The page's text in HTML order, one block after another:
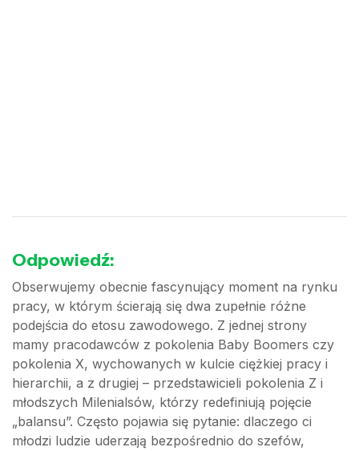
Odpowiedź:
Obserwujemy obecnie fascynujący moment na rynku
pracy, w którym ścierają się dwa zupełnie różne
podejścia do etosu zawodowego. Z jednej strony
mamy pracodawców z pokolenia Baby Boomers czy
pokolenia X, wychowanych w kulcie ciężkiej pracy i
hierarchii, a z drugiej – przedstawicieli pokolenia Z i
młodszych Milenialsów, którzy redefiniują pojęcie
„balansu”. Często pojawia się pytanie: dlaczego ci
młodzi ludzie uderzają bezpośrednio do szefów,